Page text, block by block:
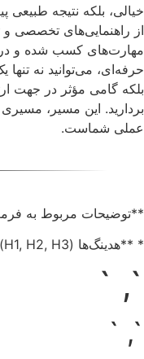
خیالی، بلکه نتیجه
از راهنمایی‌های تخصصی
مهارت‌های کسب شده و در
حرفه‌ای، می‌توانید نه تنها
بلکه گامی مؤثر در جهت
بردارید. این مسیر،
عملی شماست.
**توضیحات مربوط به
* **هدینگ‌ها (H1, H2, H3):** متن عنوان‌ها با تگ‌های `
`, `
`, `